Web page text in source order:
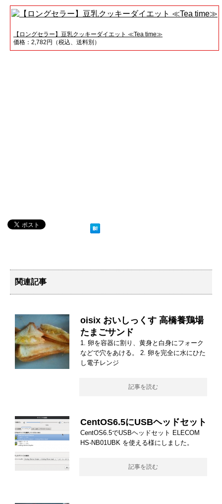
【ロングセラー】豆乳クッキーダイエット ≪Tea time≫
価格：2,782円（税込、送料別）
関連記事
oisix おいしっくす 高橋養鶏場
たまごサンド
1. 卵を容器に割り、黄身と白身にフォーク
などで穴をあける。 2. 卵を完全に水にひた
し電子レンジ
記事を読む
CentOS6.5にUSBヘッドセット
CentOS6.5でUSBヘッドセット ELECOM
HS-NB01UBK を使える様にしました。
記事を読む